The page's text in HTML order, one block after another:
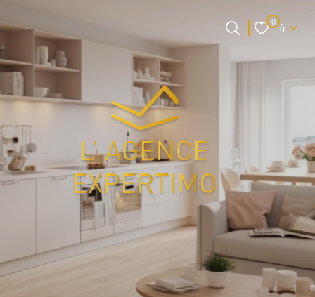
0 Langue
fr
Accueil
fr
et si on faisait
connaissance ?